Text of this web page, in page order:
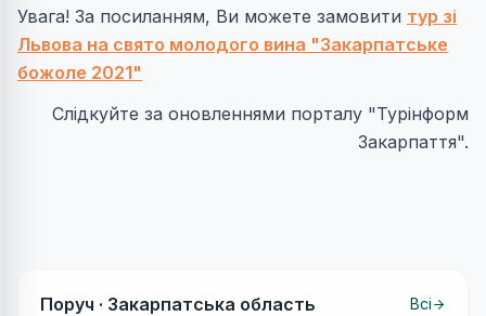
Увага! За посиланням, Ви можете замовити тур зі
Львова на свято молодого вина "Закарпатське
божоле 2021"
Слідкуйте за оновленнями порталу "Турінформ
Закарпаття".
Поруч · Закарпатська область Всі